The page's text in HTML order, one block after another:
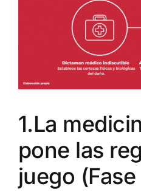
1.La
pone las
juego